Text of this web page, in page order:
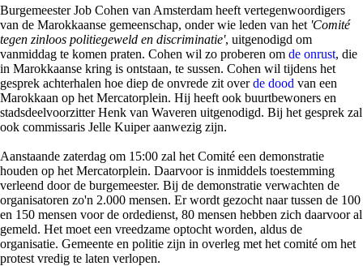
Burgemeester Job Cohen van Amsterdam heeft vertegenwoordigers
van de Marokkaanse gemeenschap, onder wie leden van het 'Comité
tegen zinloos politiegeweld en discriminatie', uitgenodigd om
vanmiddag te komen praten. Cohen wil zo proberen om de onrust, die
in Marokkaanse kring is ontstaan, te sussen. Cohen wil tijdens het
gesprek achterhalen hoe diep de onvrede zit overde dood van een
Marokkaan op het Mercatorplein. Hij heeft ook buurtbewoners en
stadsdeelvoorzitter Henk van Waveren uitgenodigd. Bij het gesprek zal
ook commissaris Jelle Kuiper aanwezig zijn.
Aanstaande zaterdag om 15:00 zal het Comité een demonstratie
houden op het Mercatorplein. Daarvoor is inmiddels toestemming
verleend door de burgemeester. Bij de demonstratie verwachten de
organisatoren zo'n 2.000 mensen. Er wordt gezocht naar tussen de 100
en 150 mensen voor de ordedienst, 80 mensen hebben zich daarvoor al
gemeld. Het moet een vreedzame optocht worden, aldus de
organisatie. Gemeente en politie zijn in overleg met het comité om het
protest vredig te laten verlopen.